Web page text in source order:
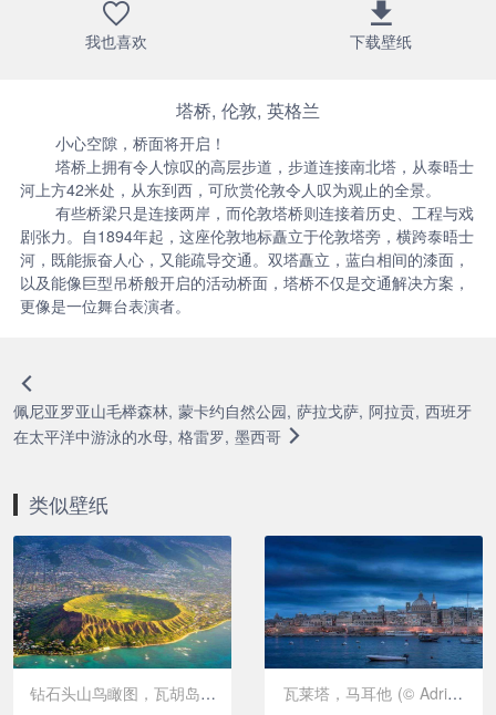
我也喜欢 下载壁纸
塔桥, 伦敦, 英格兰
小心空隙，桥面将开启！
塔桥上拥有令人惊叹的高层步道，步道连接南北塔，从泰晤士
河上方42米处，从东到西，可欣赏伦敦令人叹为观止的全景。
有些桥梁只是连接两岸，而伦敦塔桥则连接着历史、工程与戏
剧张力。自1894年起，这座伦敦地标矗立于伦敦塔旁，横跨泰晤士
河，既能振奋人心，又能疏导交通。双塔矗立，蓝白相间的漆面，
以及能像巨型吊桥般开启的活动桥面，塔桥不仅是交通解决方案，
更像是一位舞台表演者。
佩尼亚罗亚山毛榉森林, 蒙卡约自然公园, 萨拉戈萨, 阿拉贡, 西班牙
在太平洋中游泳的水母, 格雷罗, 墨西哥
类似壁纸
钻石头山鸟瞰图，瓦胡岛，
瓦莱塔，马耳他 (© Adrian